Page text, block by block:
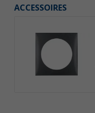
ACCESSOIRES
Adviesprijs 549,- €